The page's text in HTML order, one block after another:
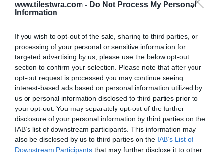
www.tilestwra.com - Do Not Process My Personal
Information
If you wish to opt-out of the sale, sharing to third parties, or
processing of your personal or sensitive information for
targeted advertising by us, please use the below opt-out
section to confirm your selection. Please note that after your
opt-out request is processed you may continue seeing
interest-based ads based on personal information utilized by
us or personal information disclosed to third parties prior to
your opt-out. You may separately opt-out of the further
disclosure of your personal information by third parties on the
IAB’s list of downstream participants. This information may
also be disclosed by us to third parties on the IAB’s List of
Downstream Participants that may further disclose it to other